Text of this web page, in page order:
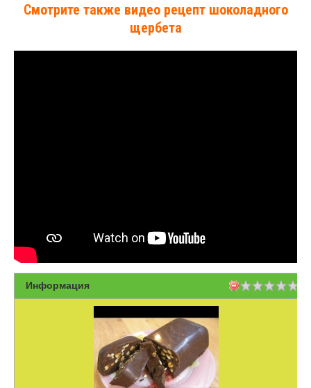
Смотрите также видео рецепт шоколадного
щербета
Информация